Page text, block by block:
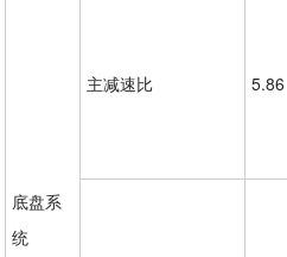
底盘系
统
主减速比 5.86